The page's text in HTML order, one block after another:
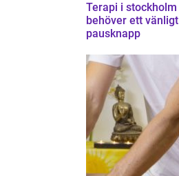
Terapi i stockholm när livet
behöver ett vänligt
pausknapp